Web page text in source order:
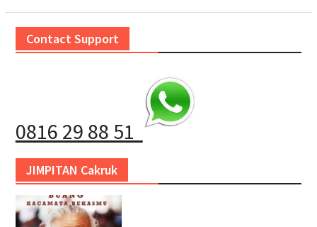
Contact Support
0816 29 88 51
JIMPITAN Cakruk